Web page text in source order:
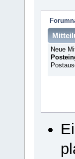
Neue